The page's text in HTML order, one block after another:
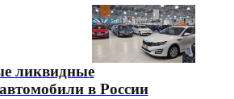
ликвидные
в России